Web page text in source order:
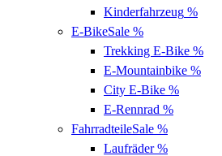
Kinderfahrzeug %
E-BikeSale %
Trekking E-Bike %
E-Mountainbike %
City E-Bike %
E-Rennrad %
FahrradteileSale %
Laufräder%